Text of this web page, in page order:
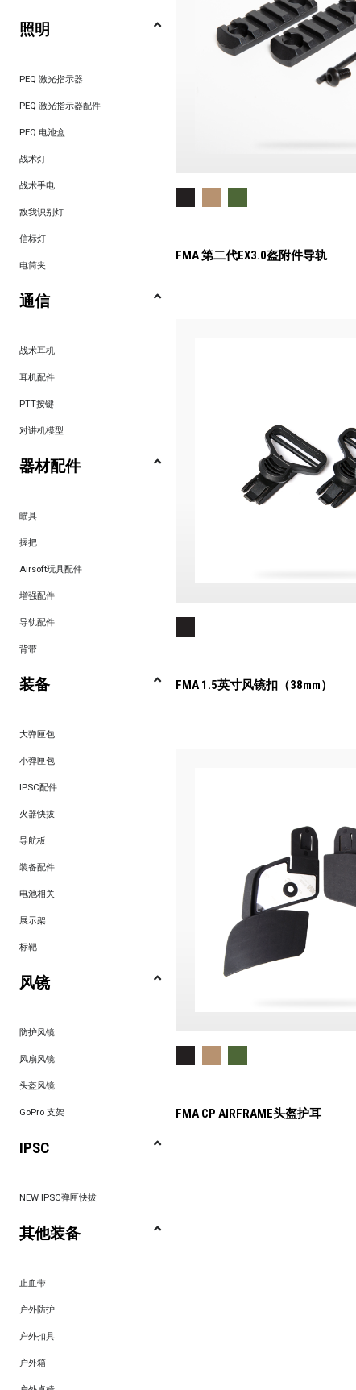
照明
PEQ 激光指示器
PEQ 激光指示器配件
PEQ 电池盒
战术灯
战术手电
敌我识别灯
信标灯
电筒夹
通信
战术耳机
耳机配件
PTT按键
对讲机模型
器材配件
瞄具
握把
Airsoft玩具配件
增强配件
导轨配件
背带
装备
大弹匣包
小弹匣包
IPSC配件
火器快拔
导航板
装备配件
电池相关
展示架
标靶
风镜
防护风镜
风扇风镜
头盔风镜
GoPro 支架
IPSC
NEW IPSC弹匣快拔
其他装备
止血带
户外防护
户外扣具
户外箱
FMA 第二代EX3.0盔附件导轨
FMA 1.5英寸风镜扣（38mm）
FMA CP AIRFRAME头盔护耳